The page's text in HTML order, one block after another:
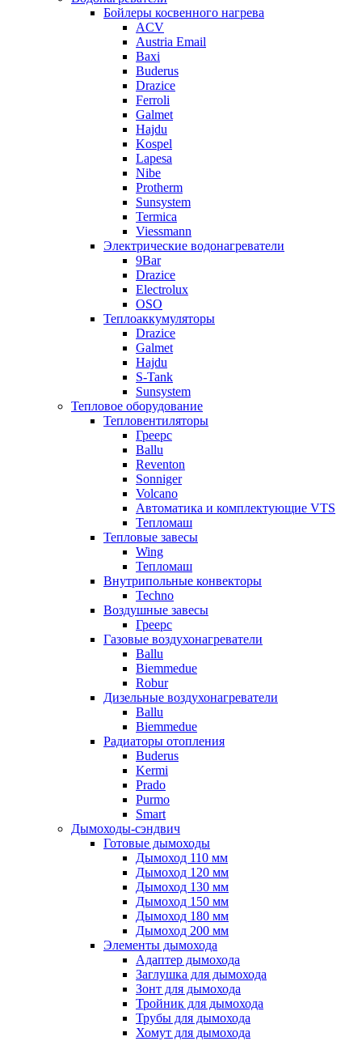
Бойлеры косвенного нагрева
ACV
Austria Email
Baxi
Buderus
Drazice
Ferroli
Galmet
Hajdu
Kospel
Lapesa
Nibe
Protherm
Sunsystem
Termica
Viessmann
Электрические водонагреватели
9Bar
Drazice
Electrolux
OSO
Теплоаккумуляторы
Drazice
Galmet
Hajdu
S-Tank
Sunsystem
Тепловое оборудование
Тепловентиляторы
Греерс
Ballu
Reventon
Sonniger
Volcano
Автоматика и комплектующие VTS
Тепломаш
Тепловые завесы
Wing
Тепломаш
Внутрипольные конвекторы
Techno
Воздушные завесы
Греерс
Газовые воздухонагреватели
Ballu
Biemmedue
Robur
Дизельные воздухонагреватели
Ballu
Biemmedue
Радиаторы отопления
Buderus
Kermi
Prado
Purmo
Smart
Дымоходы-сэндвич
Готовые дымоходы
Дымоход 110 мм
Дымоход 120 мм
Дымоход 130 мм
Дымоход 150 мм
Дымоход 180 мм
Дымоход 200 мм
Элементы дымохода
Адаптер дымохода
Заглушка для дымохода
Зонт для дымохода
Тройник для дымохода
Трубы для дымохода
Хомут для дымохода